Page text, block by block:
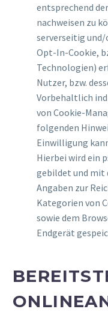
entsprechend
nachweisen zu
serverseitig und/
Opt-In-Cookie,
Technologien)
Nutzer, bzw.
Vorbehaltlich
von Cookie-
folgenden
Einwilligung
Hierbei wird ein
gebildet und mit
Angaben zur
Kategorien von
sowie dem
Endgerät